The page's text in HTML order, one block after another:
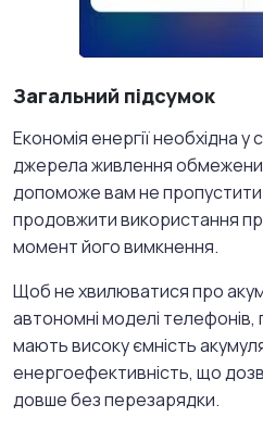
Загальний підсумок
Економія енергії необхідна у
джерела живлення
допоможе вам не пропустити
продовжити використання
момент його вимкнення.
Щоб не хвилюватися про
автономні моделі телефонів,
мають високу ємність
енергоефективність, що
довше без перезарядки.